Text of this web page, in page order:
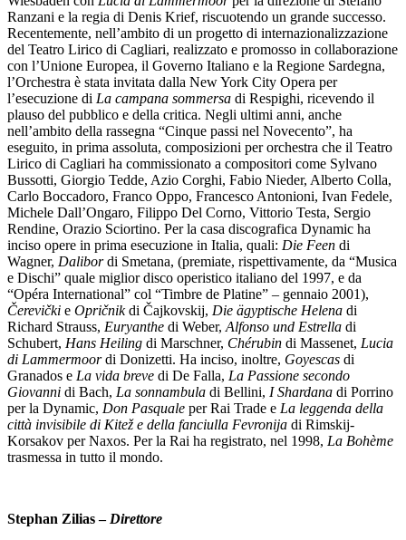
Ranzani e la regia di Denis Krief, riscuotendo un grande successo.
Recentemente, nell’ambito di un progetto di internazionalizzazione
del Teatro Lirico di Cagliari, realizzato e promosso in collaborazione
con l’Unione Europea, il Governo Italiano e la Regione Sardegna,
l’Orchestra è stata invitata dalla New York City Opera per
l’esecuzione di La campana sommersa di Respighi, ricevendo il
plauso del pubblico e della critica. Negli ultimi anni, anche
nell’ambito della rassegna “Cinque passi nel Novecento”, ha
eseguito, in prima assoluta, composizioni per orchestra che il Teatro
Lirico di Cagliari ha commissionato a compositori come Sylvano
Bussotti, Giorgio Tedde, Azio Corghi, Fabio Nieder, Alberto Colla,
Carlo Boccadoro, Franco Oppo, Francesco Antonioni, Ivan Fedele,
Michele Dall’Ongaro, Filippo Del Corno, Vittorio Testa, Sergio
Rendine, Orazio Sciortino. Per la casa discografica Dynamic ha
inciso opere in prima esecuzione in Italia, quali: Die Feen di
Wagner, Dalibordi Smetana, (premiate, rispettivamente, da “Musica
e Dischi” quale miglior disco operistico italiano del 1997, e da
“Opéra International” col “Timbre de Platine” – gennaio 2001),
Čerevički e Opričnikdi Čajkovskij, Die ägyptische Helena di
Richard Strauss, Euryanthe di Weber, Alfonso und Estrella di
Schubert, Hans Heiling di Marschner, Chérubin di Massenet, Lucia
di Lammermoordi Donizetti. Ha inciso, inoltre, Goyescas di
Granados e La vida breve di De Falla, La Passione secondo
Giovanni di Bach, La sonnambula di Bellini, I Shardana di Porrino
per la Dynamic, Don Pasquale per Rai Trade e La leggenda della
città invisibile di Kitež e della fanciulla Fevronija di Rimskij-
Korsakov per Naxos. Per la Rai ha registrato, nel 1998, La Bohème
trasmessa in tutto il mondo.
Stephan Zilias – Direttore